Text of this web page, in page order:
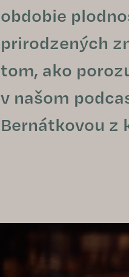
obdobie
prirodzených
tom, ako
v našom
Bernátkovou z